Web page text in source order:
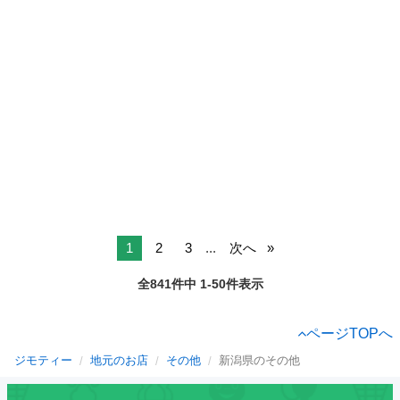
1 2 3 ... 次へ
全841件中 1-50件表示
ページTOPへ
ジモティー 地元のお店 その他 新潟県のその他